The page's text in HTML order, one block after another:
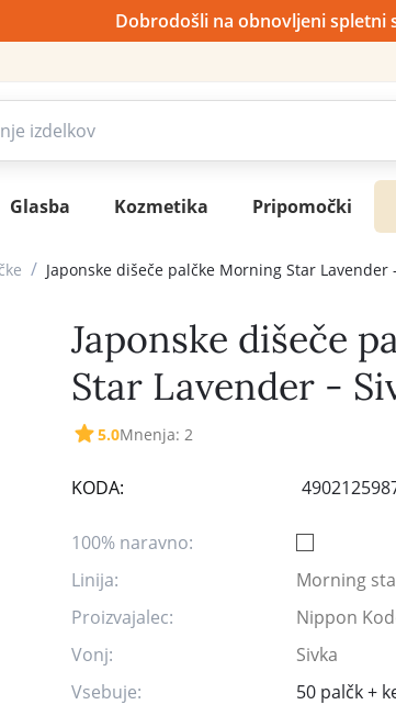
Dobrodošli na obnovljeni spletni
Glasba Kozmetika Pripomočki
/ Japonske dišeče palčke Morning Star Lavender
Japonske dišeče
Star Lavender -
5.0Mnenja: 2
KODA:
100% naravno:
Linija:
Morning
Proizvajalec:
Nippon
Vonj:
Sivka
Vsebuje:
50 palčk +